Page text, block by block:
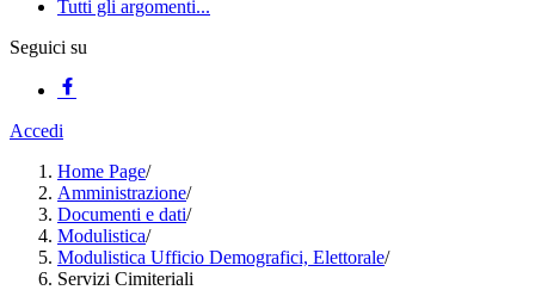
Tutti gli argomenti...
Seguici su
Accedi
Home Page/
Amministrazione/
Documenti e dati/
Modulistica/
Modulistica Ufficio Demografici, Elettorale/
Servizi Cimiteriali